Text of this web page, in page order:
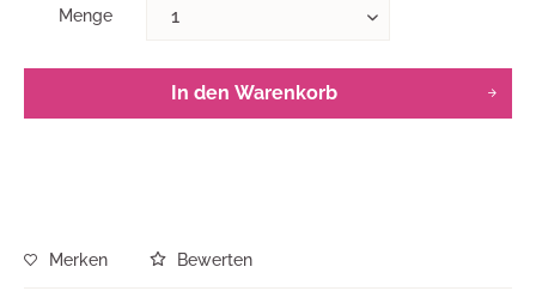
Menge
In den Warenkorb
Merken Bewerten